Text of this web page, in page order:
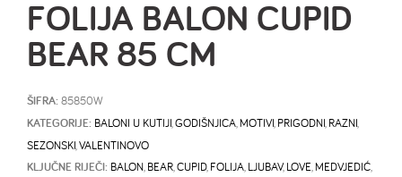
FOLIJA BALON CUPID
BEAR 85 CM
ŠIFRA: 85850W
KATEGORIJE: BALONI U KUTIJI GODIŠNJICA MOTIVI PRIGODNI RAZNI
SEZONSKI VALENTINOVO
KLJUČNE RIJEČI: BALON BEAR CUPID, FOLIJA LJUBAV,LOVE MEDVJEDIĆ